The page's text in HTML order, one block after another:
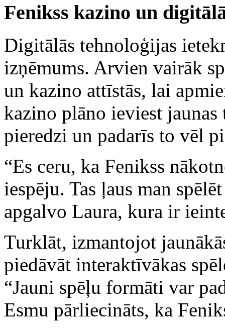
Fenikss kazino un
Digitālās tehnoloģijas
izņēmums. Arvien vairāk
un kazino attīstās, lai
kazino plāno ieviest
pieredzi un padarīs to vēl
“Es ceru, ka Fenikss
iespēju. Tas ļaus man
apgalvo Laura, kura ir
Turklāt, izmantojot
piedāvāt interaktīvākas
“Jauni spēļu formāti var
Esmu pārliecināts, ka